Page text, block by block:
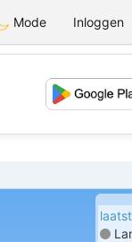
Mode Inloggen